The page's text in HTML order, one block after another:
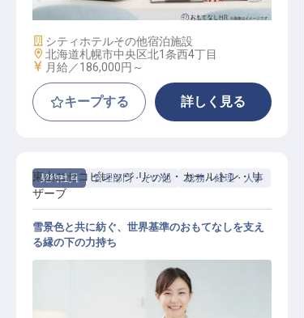
施設業態
シティホテルその他宿泊施設
勤務地
北海道札幌市中央区北1条西4丁目
給与
月給／186,000円～
キープする 詳しく見る
契約社員 管理部門・その他 総務・経理・人事
東山ニセコビレッジ リッツ・カールトン・リ
ザーブ
雪景色と共に紡ぐ、世界基準のおもてなしを支え
る縁の下の力持ち